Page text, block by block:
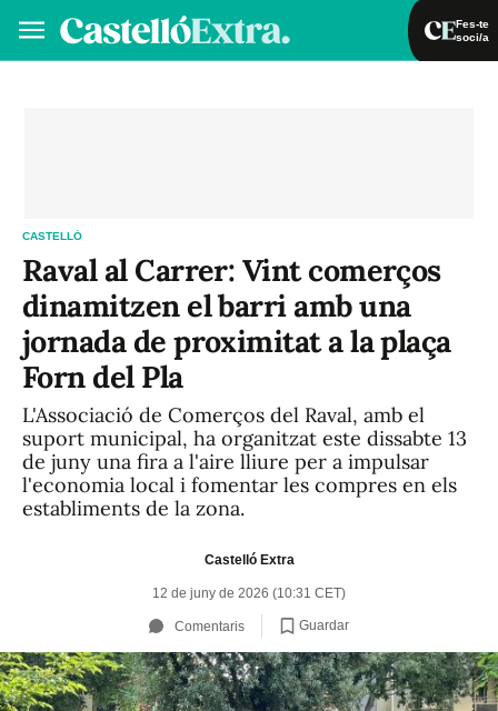
Fes-te
soci/a
CASTELLÓ
Raval al Carrer: Vint comerços
dinamitzen el barri amb una
jornada de proximitat a la plaça
Forn del Pla
L'Associació de Comerços del Raval, amb el
suport municipal, ha organitzat este dissabte 13
de juny una fira a l'aire lliure per a impulsar
l'economia local i fomentar les compres en els
establiments de la zona.
Castelló Extra
12 de juny de 2026 (10:31 CET)
Comentaris Guardar